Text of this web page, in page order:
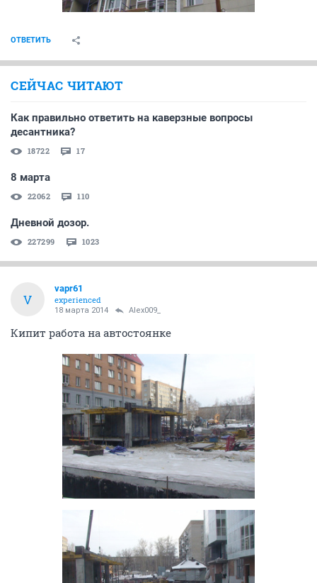
ОТВЕТИТЬ
СЕЙЧАС ЧИТАЮТ
Как правильно ответить на каверзные вопросы
десантника?
18722 17
8 марта
22062 110
Дневной дозор.
227299 1023
V
vapr61
experienced
18 марта 2014 Alex009_
Кипит работа на автостоянке